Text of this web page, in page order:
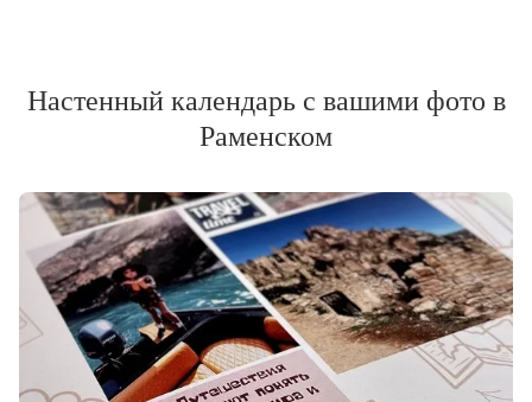
Настенный календарь с вашими фото в
Раменском